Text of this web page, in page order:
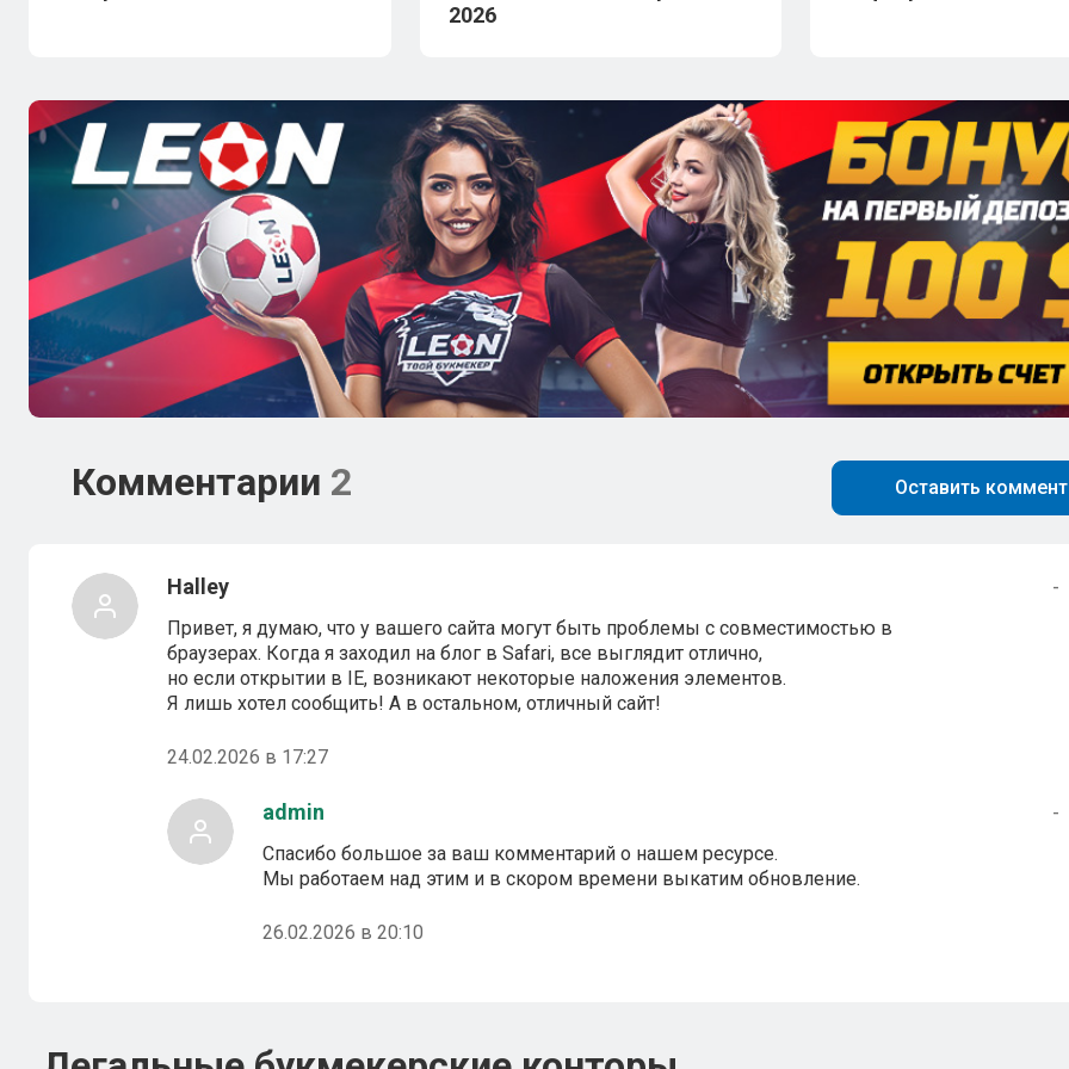
2026
Комментарии 2 Оставить
Halley -
Привет, я думаю, что у вашего сайта могут быть проблемы с совместимостью в
браузерах. Когда я заходил на блог в Safari, все выглядит отлично,
но если открытии в IE, возникают некоторые наложения элементов.
Я лишь хотел сообщить! А в остальном, отличный сайт!
24.02.2026 в 17:27
admin -
Спасибо большое за ваш комментарий о нашем ресурсе.
Мы работаем над этим и в скором времени выкатим обновление.
26.02.2026 в 20:10